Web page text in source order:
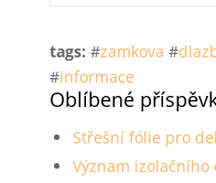
tags: #zamkova #
#informace
Oblíbené
Střešní fólie pro
Význam